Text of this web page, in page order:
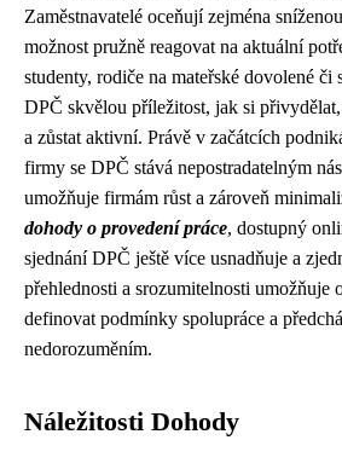
Zaměstnavatelé oceňují zejména
možnost pružně reagovat na aktuální
studenty, rodiče na mateřské dovolené či
DPČ skvělou příležitost, jak si
a zůstat aktivní. Právě v začátcích
firmy se DPČ stává nepostradatelným
umožňuje firmám růst a zároveň
dohody o provedení práce, dostupný
sjednání DPČ ještě více usnadňuje a
přehlednosti a srozumitelnosti umožňuje
definovat podmínky spolupráce a
nedorozuměním.
Náležitosti Dohody